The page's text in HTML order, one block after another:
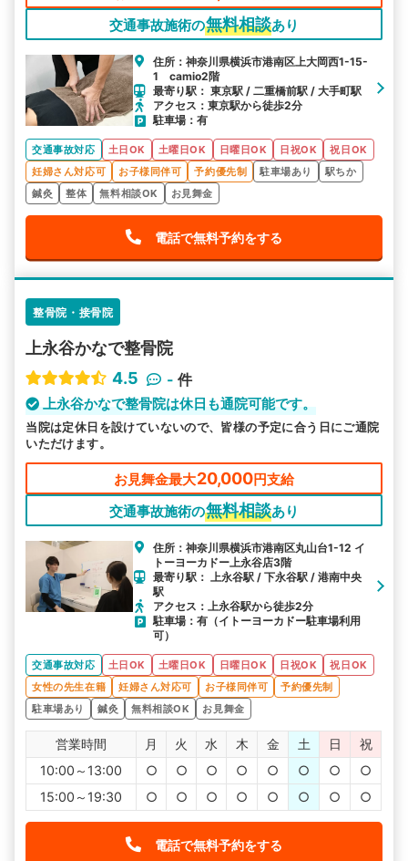
交通事故施術の無料相談あり
住所：神奈川県横浜市港南区上大岡西1-15-
1 camio2階
最寄り駅： 東京駅 / 二重橋前駅 / 大手町駅
アクセス：東京駅から徒歩2分
駐車場：有
交通事故対応 土日OK 土曜日OK 日曜日OK 日祝OK
祝日OK
妊婦さん対応可
お子様同伴可 予約優先制 駐車場あり
駅ちか
鍼灸
整体 無料相談OK お見舞金
電話で無料予約をする
整骨院・接骨院
上永谷かなで整骨院
4.5
- 件
上永谷かなで整骨院は休日も通院可能です。
当院は定休日を設けていないので、皆様の予定に合う日にご通院
いただけます。
お見舞金最大20,000円支給
交通事故施術の無料相談あり
住所：神奈川県横浜市港南区丸山台1-12 イ
トーヨーカドー上永谷店3階
最寄り駅： 上永谷駅 / 下永谷駅 / 港南中央
駅
アクセス：上永谷駅から徒歩2分
駐車場：有（イトーヨーカドー駐車場利用
可）
交通事故対応 土日OK 土曜日OK 日曜日OK 日祝OK
祝日OK
女性の先生在籍
妊婦さん対応可 お子様同伴可
予約優先制
駐車場あり
鍼灸 無料相談OK お見舞金
営業時間 月 火 水 木 金 土 日
祝
10:00～13:00
○ ○ ○ ○ ○ ○ ○
○
15:00～19:30
○ ○ ○ ○ ○ ○ ○ ○
電話で無料予約をする